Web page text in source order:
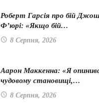
Роберт Гарсія про бій
Ф’юрі: «Якщо бій…
8 Серпня, 2026
Аарон Маккенна: «Я
чудовому становищі,…
8 Серпня, 2026